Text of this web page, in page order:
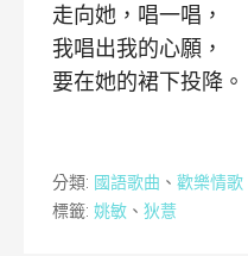
走向她，唱一唱，
我唱出我的心願，
要在她的裙下投降。
分類: 國語歌曲 、 歡樂情歌
標籤: 姚敏 、 狄薏